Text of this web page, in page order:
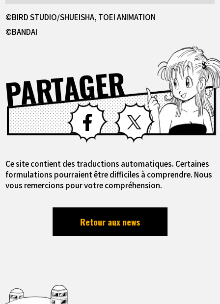
©BIRD STUDIO/SHUEISHA, TOEI ANIMATION
©BANDAI
PARTAGERFacebook X
Ce site contient des traductions automatiques. Certaines
formulations pourraient être difficiles à comprendre. Nous
vous remercions pour votre compréhension.
Retour aux news